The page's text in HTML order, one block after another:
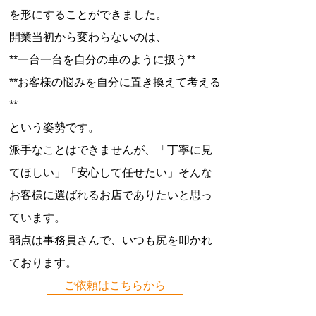
を形にすることができました。
開業当初から変わらないのは、
**一台一台を自分の車のように扱う**
**お客様の悩みを自分に置き換えて考える
**
という姿勢です。
派手なことはできませんが、「丁寧に見
てほしい」「安心して任せたい」そんな
お客様に選ばれるお店でありたいと思っ
ています。
弱点は事務員さんで、いつも尻を叩かれ
ております。
ご依頼はこちらから